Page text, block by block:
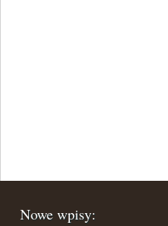
Nowe wpisy: